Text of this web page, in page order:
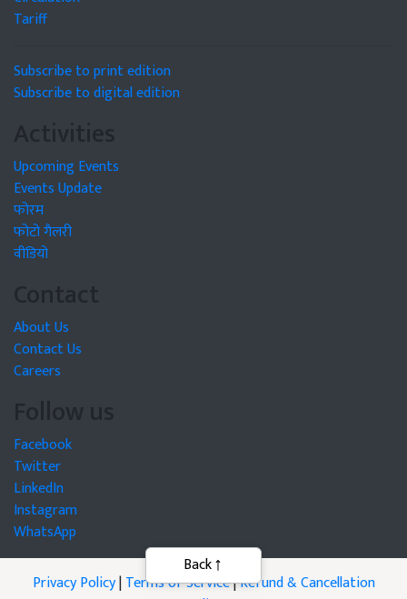
Tariff
Subscribe to print edition
Subscribe to digital edition
Activities
Upcoming Events
Events Update
फोरम
फोटो गैलरी
वीडियो
Contact
About Us
Contact Us
Careers
Follow us
Facebook
Twitter
LinkedIn
Instagram
WhatsApp
Privacy Policy|Terms of Service|Refund & Cancellation